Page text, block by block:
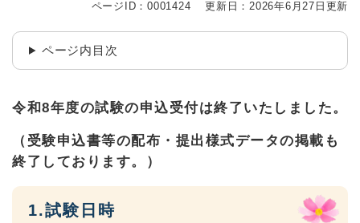
ページID：0001424 更新日：2026年6月27日更新
ページ内目次
令和8年度の試験の申込受付は終了いたしました。
（受験申込書等の配布・提出様式データの掲載も
終了しております。）
1.試験日時